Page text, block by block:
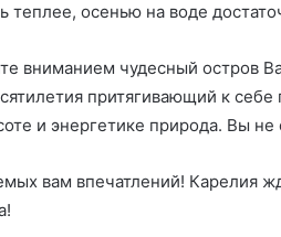
теплее, осенью на воде
вниманием чудесный остров
притягивающий к
и энергетике природа. Вы
вам впечатлений! Карелия